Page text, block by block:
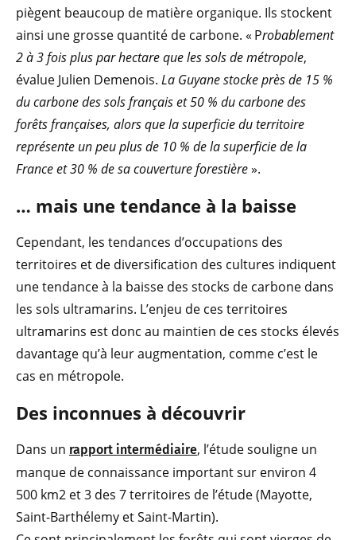
piègent beaucoup de matière organique. Ils stockent
ainsi une grosse quantité de carbone. « Probablement
2 à 3 fois plus par hectare que les sols de métropole,
évalue Julien Demenois. La Guyane stocke près de 15 %
du carbone des sols français et 50 % du carbone des
forêts françaises, alors que la superficie du territoire
représente un peu plus de 10 % de la superficie de la
France et 30 % de sa couverture forestière».
… mais une tendance à la baisse
Cependant, les tendances d’occupations des
territoires et de diversification des cultures indiquent
une tendance à la baisse des stocks de carbone dans
les sols ultramarins. L’enjeu de ces territoires
ultramarins est donc au maintien de ces stocks élevés
davantage qu’à leur augmentation, comme c’est le
cas en métropole.
Des inconnues à découvrir
Dans un rapport intermédiaire, l’étude souligne un
manque de connaissance important sur environ 4
500 km2 et 3 des 7 territoires de l’étude (Mayotte,
Saint-Barthélemy et Saint-Martin).